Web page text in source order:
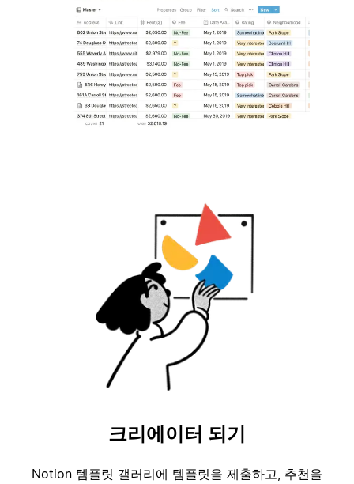
크리에이터 되기
Notion 템플릿 갤러리에 템플릿을 제출하고, 추천을